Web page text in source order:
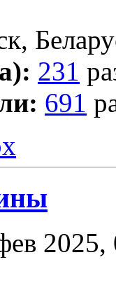
231
691
2025,